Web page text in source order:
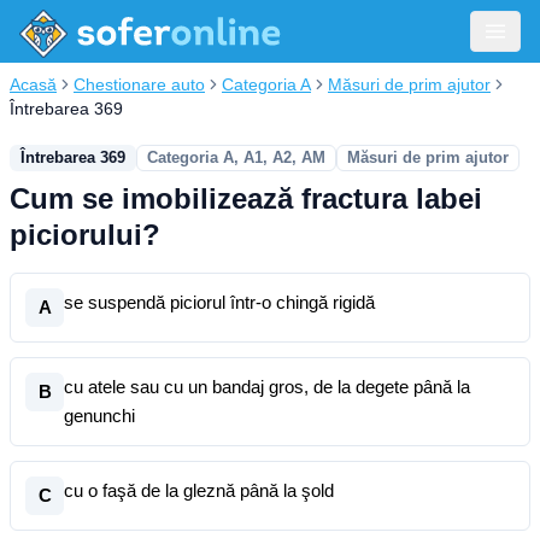
Acasă Chestionare auto Categoria A
Măsuri de prim ajutor
Întrebarea 369
Întrebarea 369 Categoria A, A1, A2, AM Măsuri de prim ajutor
Cum se imobilizează fractura labei
piciorului?
A se suspendă piciorul într-o chingă rigidă
B
cu atele sau cu un bandaj gros, de la degete până la
genunchi
C cu o faşă de la gleznă până la şold